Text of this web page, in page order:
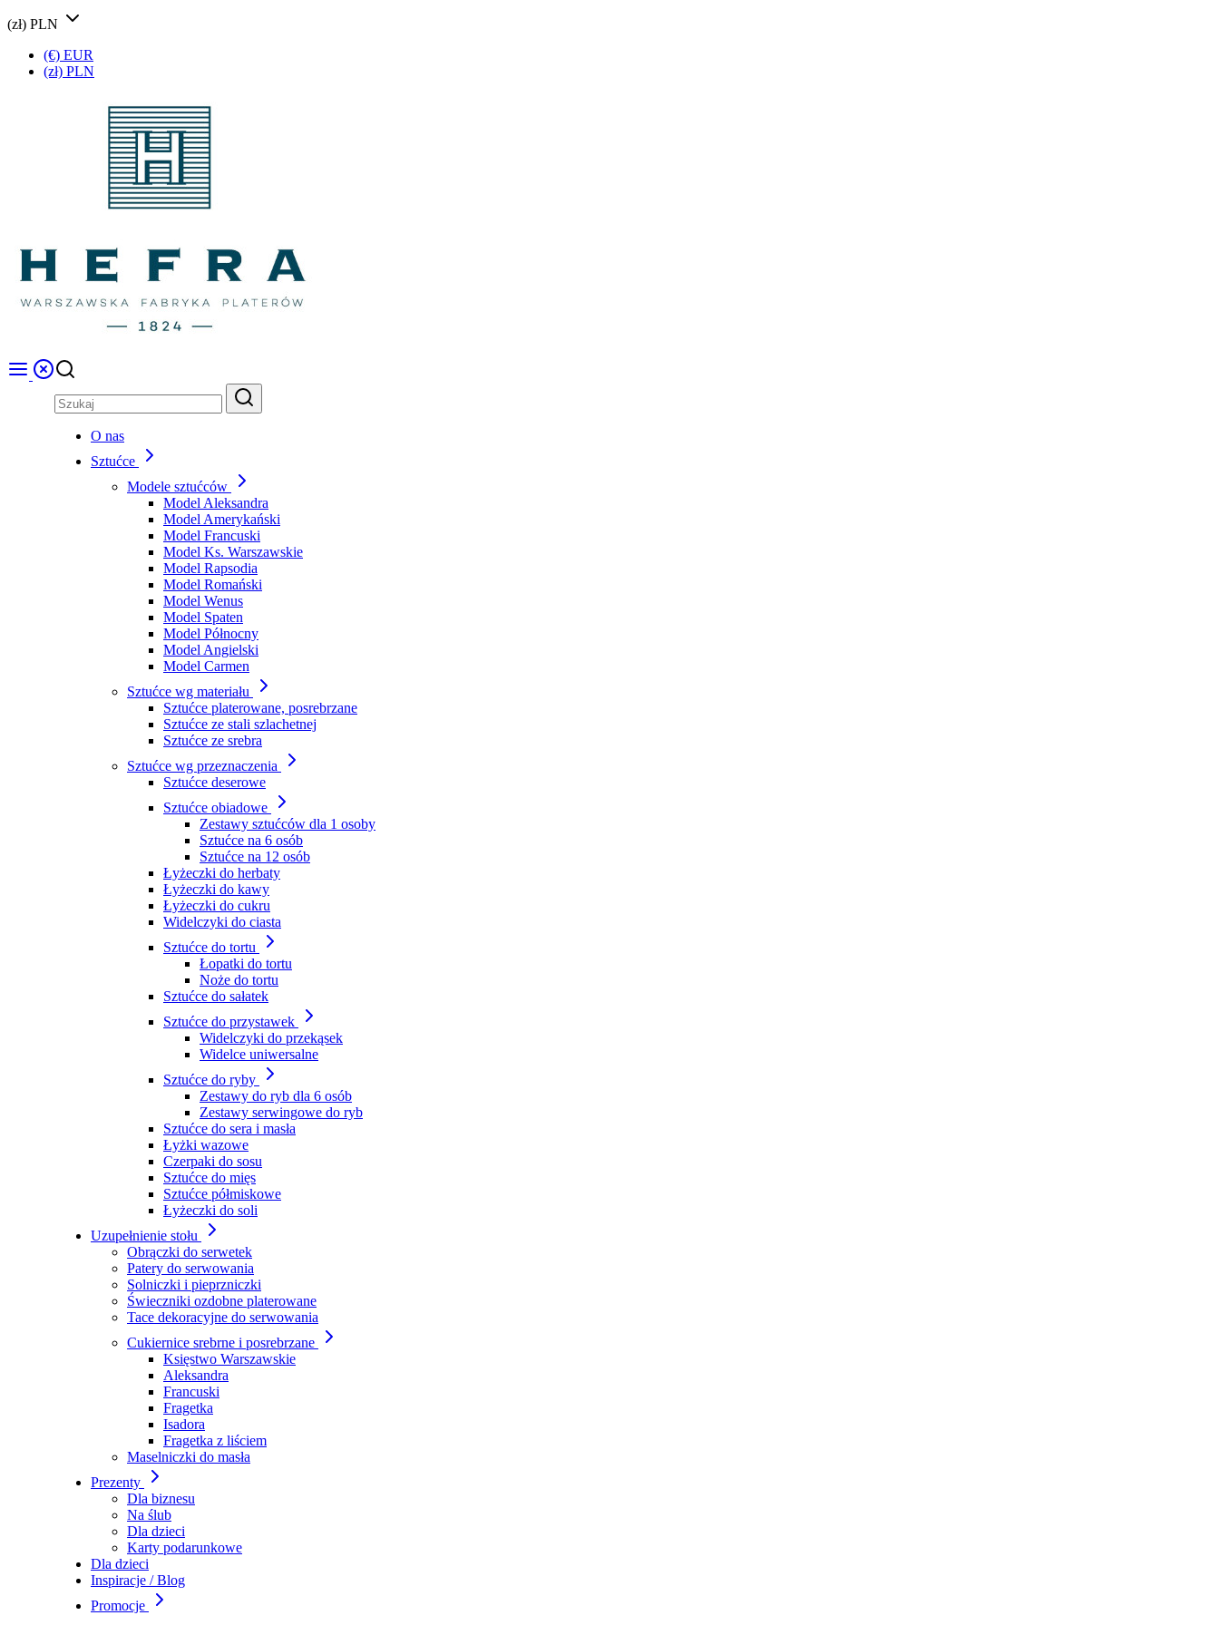
(zł) PLN
(€) EUR
(zł) PLN
O nas
Sztućce
Modele sztućców
Model Aleksandra
Model Amerykański
Model Francuski
Model Ks. Warszawskie
Model Rapsodia
Model Romański
Model Wenus
Model Spaten
Model Północny
Model Angielski
Model Carmen
Sztućce wg materiału
Sztućce platerowane, posrebrzane
Sztućce ze stali szlachetnej
Sztućce ze srebra
Sztućce wg przeznaczenia
Sztućce deserowe
Sztućce obiadowe
Zestawy sztućców dla 1 osoby
Sztućce na 6 osób
Sztućce na 12 osób
Łyżeczki do herbaty
Łyżeczki do kawy
Łyżeczki do cukru
Widelczyki do ciasta
Sztućce do tortu
Łopatki do tortu
Noże do tortu
Sztućce do sałatek
Sztućce do przystawek
Widelczyki do przekąsek
Widelce uniwersalne
Sztućce do ryby
Zestawy do ryb dla 6 osób
Zestawy serwingowe do ryb
Sztućce do sera i masła
Łyżki wazowe
Czerpaki do sosu
Sztućce do mięs
Sztućce półmiskowe
Łyżeczki do soli
Uzupełnienie stołu
Obrączki do serwetek
Patery do serwowania
Solniczki i pieprzniczki
Świeczniki ozdobne platerowane
Tace dekoracyjne do serwowania
Cukiernice srebrne i posrebrzane
Księstwo Warszawskie
Aleksandra
Francuski
Fragetka
Isadora
Fragetka z liściem
Maselniczki do masła
Prezenty
Dla biznesu
Na ślub
Dla dzieci
Karty podarunkowe
Dla dzieci
Inspiracje / Blog
Promocje